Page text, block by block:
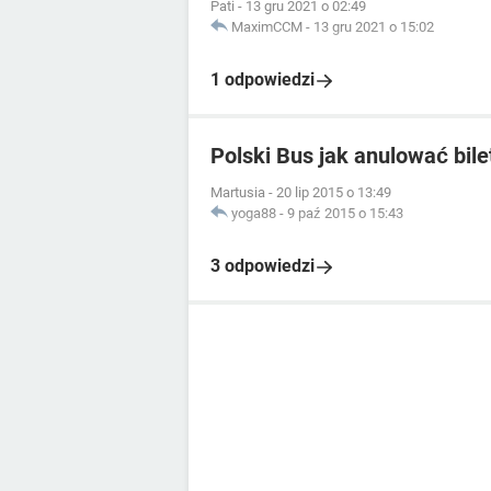
Pati - 13 gru 2021 o 02:49
MaximCCM - 13 gru 2021 o 15:02
1 odpowiedzi
Polski Bus jak anulować
Martusia - 20 lip 2015 o 13:49
yoga88 - 9 paź 2015 o 15:43
3 odpowiedzi